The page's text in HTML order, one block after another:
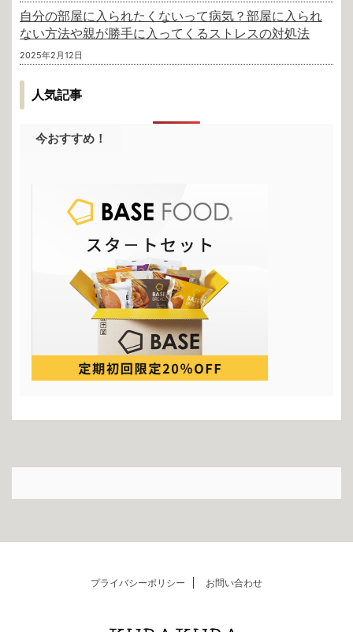
自分の部屋に入られたくないって病気？部屋に入られ
ない方法や親が勝手に入ってくるストレスの対処法
2025年2月12日
人気記事
今おすすめ！
プライバシーポリシー お問い合わせ